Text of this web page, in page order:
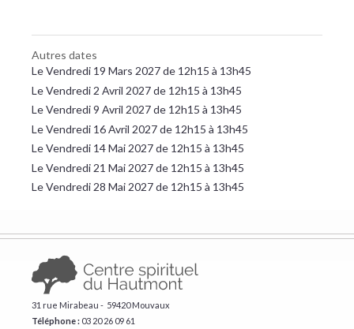
Autres dates
Le Vendredi 19 Mars 2027 de 12h15 à 13h45
Le Vendredi 2 Avril 2027 de 12h15 à 13h45
Le Vendredi 9 Avril 2027 de 12h15 à 13h45
Le Vendredi 16 Avril 2027 de 12h15 à 13h45
Le Vendredi 14 Mai 2027 de 12h15 à 13h45
Le Vendredi 21 Mai 2027 de 12h15 à 13h45
Le Vendredi 28 Mai 2027 de 12h15 à 13h45
31 rue Mirabeau - 59420 Mouvaux
Téléphone : ​03 20 26 09 61